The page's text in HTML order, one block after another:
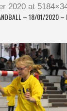
2020 at
– 18/01/2020